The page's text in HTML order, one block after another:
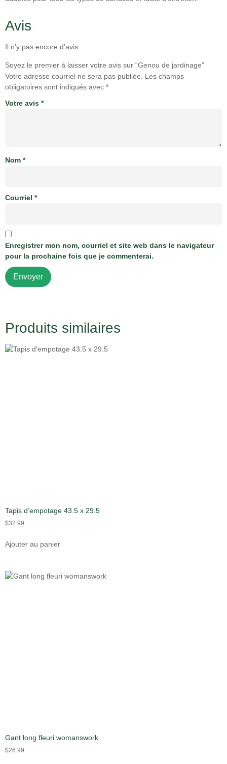
Avis
Il n’y pas encore d’avis.
Soyez le premier à laisser votre avis sur “Genou de jardinage”
Votre adresse courriel ne sera pas publiée.
Les champs
obligatoires sont indiqués avec *
Votre avis *
Nom *
Courriel *
Enregistrer mon nom, courriel et site web dans le navigateur
pour la prochaine fois que je commenterai.
Produits similaires
Tapis d’empotage 43.5 x 29.5
$32.99
Ajouter au panier
Gant long fleuri womanswork
$26.99